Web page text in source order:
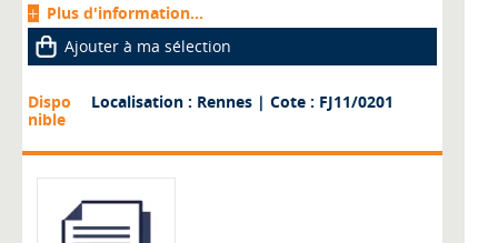
Plus d'information...
Ajouter à ma sélection
Dispo
nible
Localisation : Rennes | Cote : FJ11/0201